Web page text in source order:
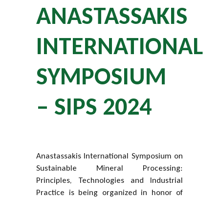
ANASTASSAKIS
INTERNATIONAL
SYMPOSIUM
– SIPS 2024
Anastassakis International Symposium on
Sustainable Mineral Processing:
Principles, Technologies and Industrial
Practice is being organized in honor of